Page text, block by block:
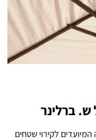
ברלינר
לקירוי שטחים